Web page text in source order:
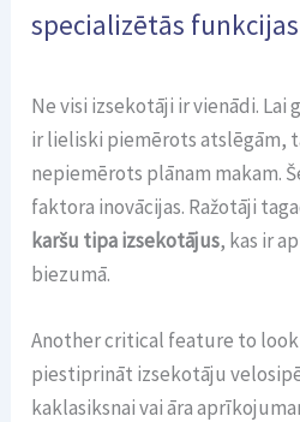
specializētās funkcijas
Ne visi izsekotāji ir vienādi. Lai
ir lieliski piemērots atslēgām,
nepiemērots plānam makam.
faktora inovācijas. Ražotāji
karšu tipa izsekotājus, kas ir
biezumā.
Another critical feature to look
piestiprināt izsekotāju
kaklasiksnai vai āra